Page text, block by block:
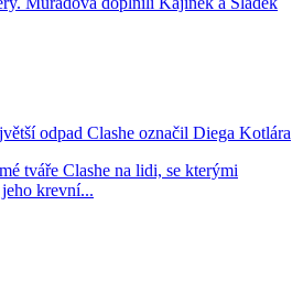
odpad Clashe označil Diega Kotlára
tváře Clashe na lidi, se kterými
krevní...